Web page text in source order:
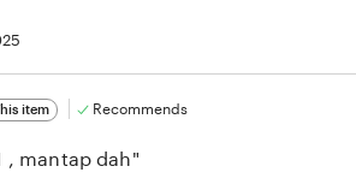
item Recommends
, mantap dah"